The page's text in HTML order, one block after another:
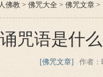
佛教 > 佛咒大全 > 佛咒文章 >
咒语是什
[佛咒文章] 作者：